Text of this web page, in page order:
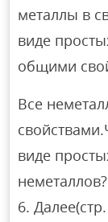
металлы в
виде
общими
Все
виде
6.